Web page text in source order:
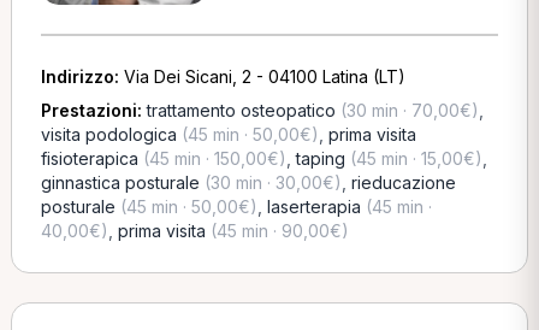
Indirizzo: Via Dei Sicani, 2 - 04100 Latina (LT)
Prestazioni:trattamento osteopatico (30 min · 70,00€)
visita podologica (45 min · 50,00€) prima visita
fisioterapica (45 min · 150,00€) ,taping (45 min · 15,00€)
ginnastica posturale (30 min · 30,00€) rieducazione
posturale (45 min · 50,00€) laserterapia (45 min ·
40,00€) prima visita (45 min · 90,00€)